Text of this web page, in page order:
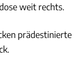
weit rechts.
prädestinierte